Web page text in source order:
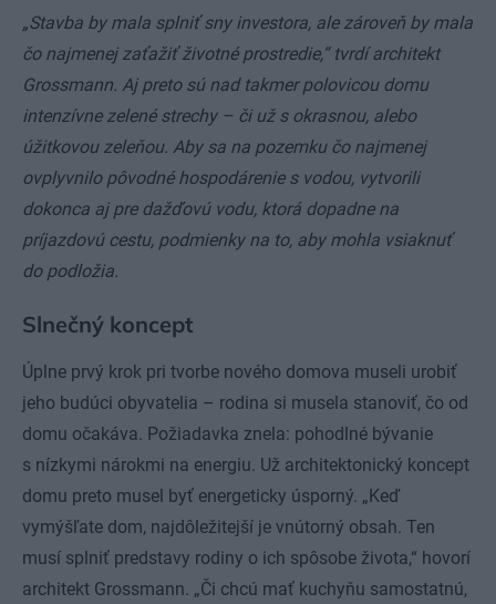
„Stavba by mala splniť sny investora, ale zároveň by mala
čo najmenej zaťažiť životné prostredie,“ tvrdí architekt
Grossmann. Aj preto sú nad takmer polovicou domu
intenzívne zelené strechy – či už s okrasnou, alebo
úžitkovou zeleňou. Aby sa na pozemku čo najmenej
ovplyvnilo pôvodné hospodárenie s vodou, vytvorili
dokonca aj pre dažďovú vodu, ktorá dopadne na
príjazdovú cestu, podmienky na to, aby mohla vsiaknuť
do podložia.
Slnečný koncept
Úplne prvý krok pri tvorbe nového domova museli urobiť
jeho budúci obyvatelia – rodina si musela stanoviť, čo od
domu očakáva. Požiadavka znela: pohodlné bývanie
s nízkymi nárokmi na energiu. Už architektonický koncept
domu preto musel byť energeticky úsporný. „Keď
vymýšľate dom, najdôležitejší je vnútorný obsah. Ten
musí splniť predstavy rodiny o ich spôsobe života,“ hovorí
architekt Grossmann. „Či chcú mať kuchyňu samostatnú,